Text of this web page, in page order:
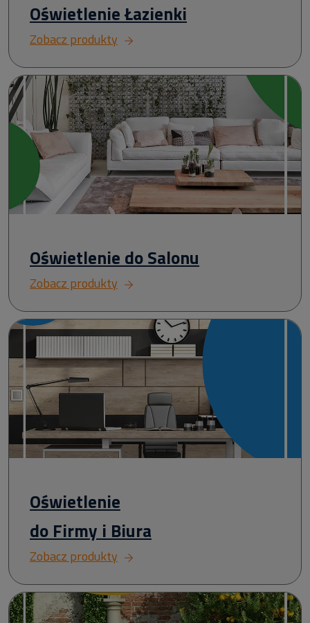
Oświetlenie Łazienki
Zobacz produkty
Oświetlenie do Salonu
Zobacz produkty
Oświetlenie
do Firmy i Biura
Zobacz produkty